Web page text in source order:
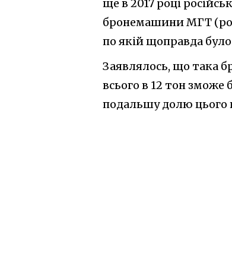
ще в 2017 році
бронемашини МГТ
по якій щоправда
Заявлялось, що така
всього в 12 тон зможе
подальшу долю цього